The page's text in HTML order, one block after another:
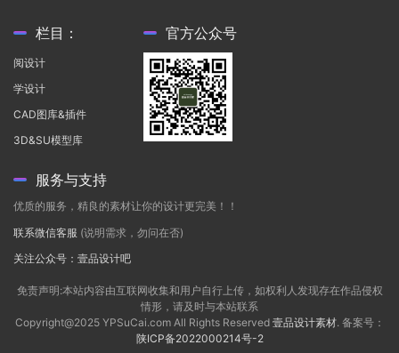
栏目：
阅设计
学设计
CAD图库&插件
3D&SU模型库
官方公众号
服务与支持
优质的服务，精良的素材让你的设计更完美！！
联系微信客服 (说明需求，勿问在否)
关注公众号：壹品设计吧
免责声明:本站内容由互联网收集和用户自行上传，如权利人发现存在作品侵权
情形，请及时与本站联系
Copyright@2025 YPSuCai.com All Rights Reserved 壹品设计素材. 备案号：
陕ICP备2022000214号-2